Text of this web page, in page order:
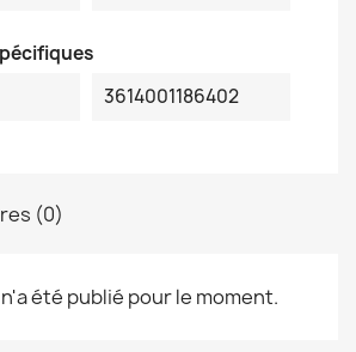
3614001186402
(0)
été publié pour le moment.